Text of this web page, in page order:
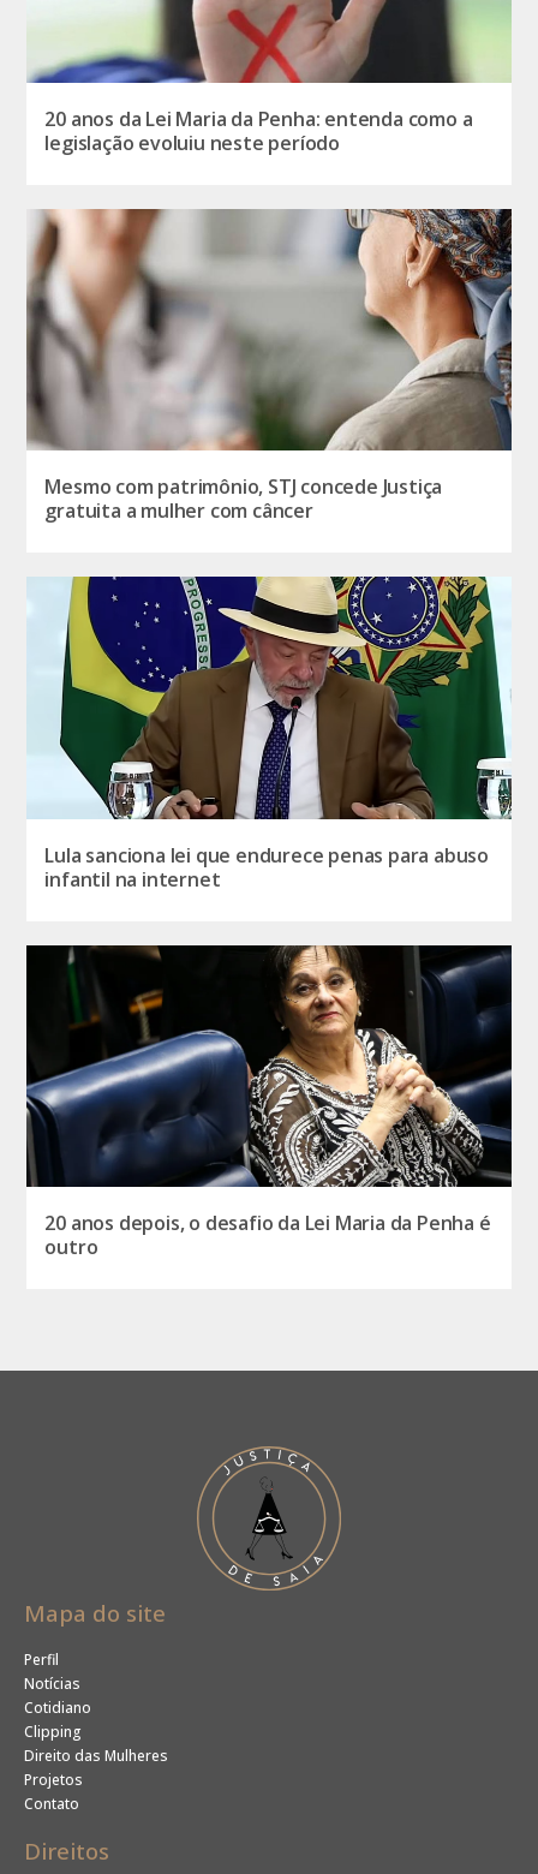
20 anos da Lei Maria da Penha: entenda como a
legislação evoluiu neste período
Mesmo com patrimônio, STJ concede Justiça
gratuita a mulher com câncer
Lula sanciona lei que endurece penas para abuso
infantil na internet
20 anos depois, o desafio da Lei Maria da Penha é
outro
Mapa do site
Perfil
Notícias
Cotidiano
Clipping
Direito das Mulheres
Projetos
Contato
Direitos